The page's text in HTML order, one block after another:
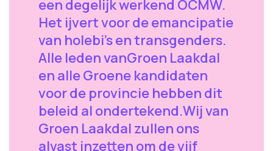
een degelijk werkend OCMW.
Het ijvert voor de emancipatie
van holebi's en transgenders.
Alle leden vanGroen Laakdal
en alle Groene kandidaten
voor de provincie hebben dit
beleid al ondertekend.Wij van
Groen Laakdal zullen ons
alvast inzetten om de vijf